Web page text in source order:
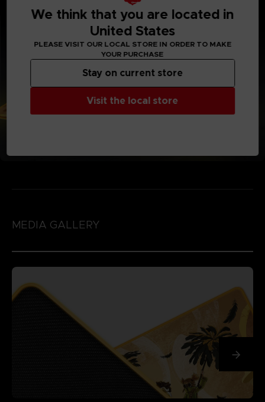
MEDIA GALLERY
We think that you are located in
United States
PLEASE VISIT OUR LOCAL STORE IN ORDER TO MAKE
YOUR PURCHASE
Visit the local store
Stay on current store